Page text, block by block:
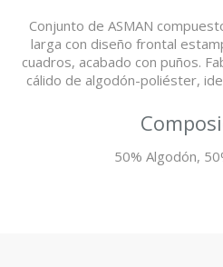
Conjunto de ASMAN
larga con diseño frontal
cuadros, acabado con puños.
cálido de algodón-poliéster,
50% Algodón,